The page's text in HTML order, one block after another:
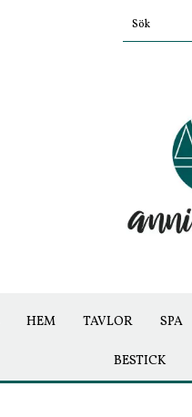
HEM TAVLOR SPA
BESTICK